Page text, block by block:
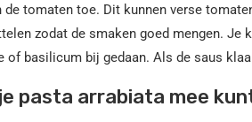
de tomaten toe. Dit kunnen verse
zodat de smaken goed mengen. Je
of basilicum bij gedaan. Als de saus
pasta arrabiata mee